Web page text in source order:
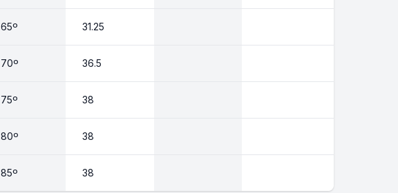
65º 31.25
70º 36.5
75º 38
80º 38
85º 38